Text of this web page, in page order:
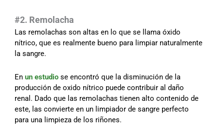
#2. Remolacha
Las remolachas son altas en lo que se llama óxido
nítrico, que es realmente bueno para limpiar naturalmente
la sangre.
En un estudio se encontró que la disminución de la
producción de oxido nítrico puede contribuir al daño
renal. Dado que las remolachas tienen alto contenido de
este, las convierte en un limpiador de sangre perfecto
para una limpieza de los riñones.